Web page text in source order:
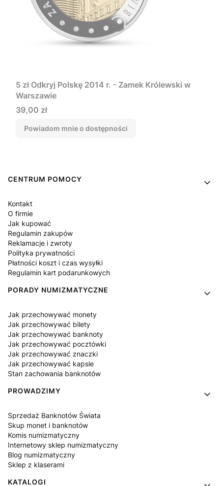
5 zł Odkryj Polskę 2014 r. - Zamek Królewski w
Warszawie
Cena
39,00 zł
Powiadom mnie o dostępności
Linki w stopce
CENTRUM POMOCY
Kontakt
O firmie
Jak kupować
Regulamin zakupów
Reklamacje i zwroty
Polityka prywatności
Płatności koszt i czas wysyłki
Regulamin kart podarunkowych
PORADY NUMIZMATYCZNE
Jak przechowywać monety
Jak przechowywać bilety
Jak przechowywać banknoty
Jak przechowywać pocztówki
Jak przechowywać znaczki
Jak przechowywać kapsle
Stan zachowania banknotów
PROWADZIMY
Sprzedaż Banknotów Świata
Skup monet i banknotów
Komis numizmatyczny
Internetowy sklep numizmatyczny
Blog numizmatyczny
Sklep z klaserami
KATALOGI